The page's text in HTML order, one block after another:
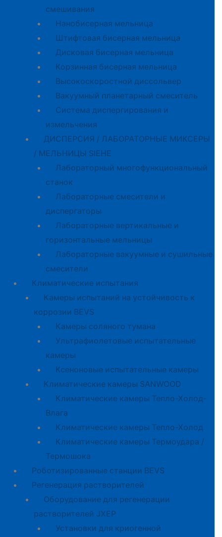
смешивания
Нанобисерная мельница
Штифтовая бисерная мельница
Дисковая бисерная мельница
Корзинная бисерная мельница
Высокоскоростной диссольвер
Вакуумный планетарный смеситель
Система диспергирования и
измельчения
ДИСПЕРСИЯ / ЛАБОРАТОРНЫЕ МИКСЕРЫ
/ МЕЛЬНИЦЫ SIEHE
Лабораторный многофункциональный
станок
Лабораторные смесители и
диспергаторы
Лабораторные вертикальные и
горизонтальные мельницы
Лабораторные вакуумные и сушильные
смесители
Климатические испытания
Камеры испытаний на устойчивость к
коррозии BEVS
Камеры соляного тумана
Ультрафиолетовые испытательные
камеры
Ксеноновые испытательные камеры
Климатические камеры SANWOOD
Климатические камеры Тепло-Холод-
Влага
Климатические камеры Тепло-Холод
Климатические камеры Термоудара /
Термошока
Роботизированные станции BEVS
Регенерация растворителей
Оборудование для регенерации
растворителей JXEP
Установки для криогенной